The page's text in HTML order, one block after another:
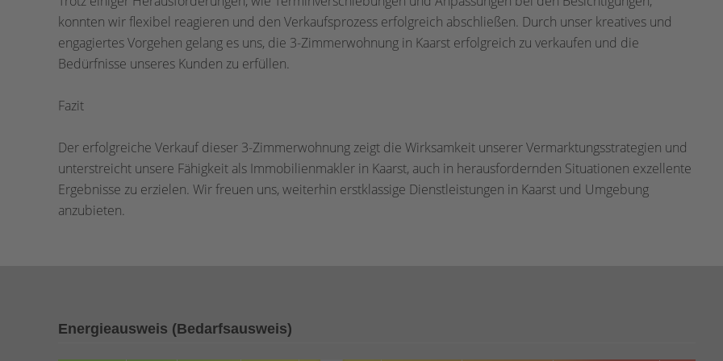
konnten wir flexibel reagieren und den Verkaufsprozess erfolgreich abschließen. Durch unser kreatives und
engagiertes Vorgehen gelang es uns, die 3-Zimmerwohnung in Kaarst erfolgreich zu verkaufen und die
Bedürfnisse unseres Kunden zu erfüllen.
Fazit
Der erfolgreiche Verkauf dieser 3-Zimmerwohnung zeigt die Wirksamkeit unserer Vermarktungsstrategien und
unterstreicht unsere Fähigkeit als Immobilienmakler in Kaarst, auch in herausfordernden Situationen exzellente
Ergebnisse zu erzielen. Wir freuen uns, weiterhin erstklassige Dienstleistungen in Kaarst und Umgebung
anzubieten.
Energieausweis (Bedarfsausweis)